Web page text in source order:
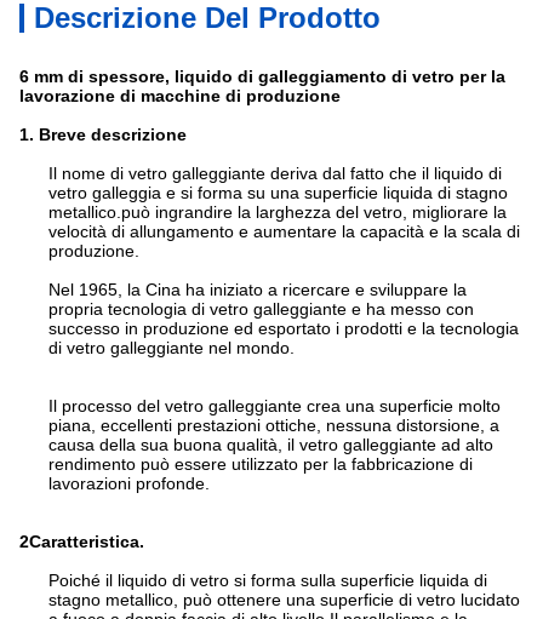
Descrizione Del Prodotto
6 mm di spessore, liquido di galleggiamento di vetro per la
lavorazione di macchine di produzione
1. Breve descrizione
Il nome di vetro galleggiante deriva dal fatto che il liquido di
vetro galleggia e si forma su una superficie liquida di stagno
metallico.può ingrandire la larghezza del vetro, migliorare la
velocità di allungamento e aumentare la capacità e la scala di
produzione.
Nel 1965, la Cina ha iniziato a ricercare e sviluppare la
propria tecnologia di vetro galleggiante e ha messo con
successo in produzione ed esportato i prodotti e la tecnologia
di vetro galleggiante nel mondo.
Il processo del vetro galleggiante crea una superficie molto
piana, eccellenti prestazioni ottiche, nessuna distorsione, a
causa della sua buona qualità, il vetro galleggiante ad alto
rendimento può essere utilizzato per la fabbricazione di
lavorazioni profonde.
2Caratteristica.
Poiché il liquido di vetro si forma sulla superficie liquida di
stagno metallico, può ottenere una superficie di vetro lucidato